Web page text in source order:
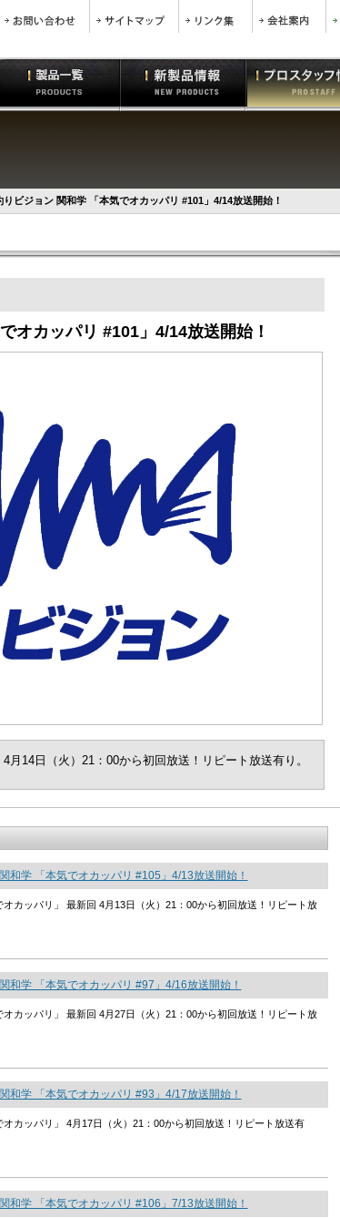
りビジョン 関和学 「本気でオカッパリ #101」4/14放送開始！
オカッパリ #101」4/14放送開始！
14日（火）21：00から初回放送！リピート放送有り。
和学 「本気でオカッパリ #105」4/13放送開始！
オカッパリ」 最新回 4月13日（火）21：00から初回放送！リピート放
和学 「本気でオカッパリ #97」4/16放送開始！
オカッパリ」 最新回 4月27日（火）21：00から初回放送！リピート放
和学 「本気でオカッパリ #93」4/17放送開始！
オカッパリ」 4月17日（火）21：00から初回放送！リピート放送有
和学 「本気でオカッパリ #106」7/13放送開始！